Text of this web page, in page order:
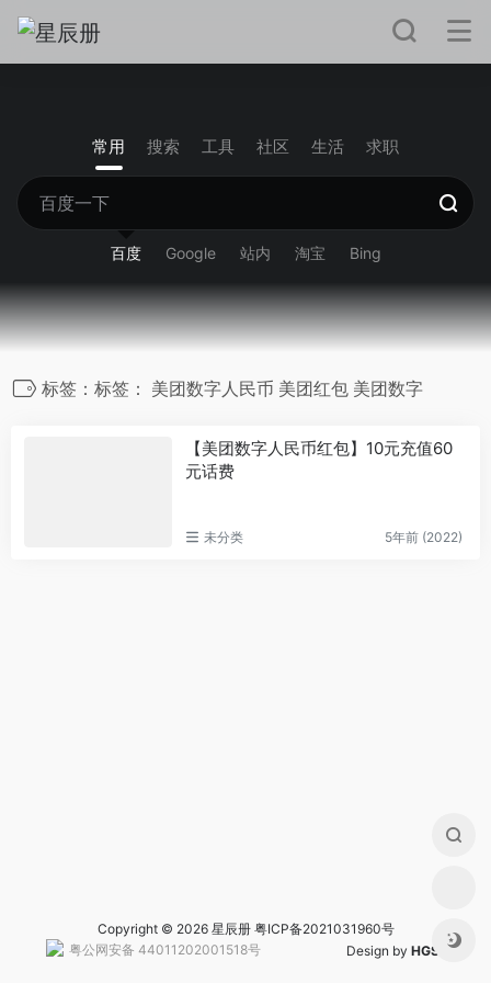
常用 搜索 工具 社区 生活 求职
百度 Google 站内 淘宝 Bing
标签：标签： 美团数字人民币 美团红包 美团数字
【美团数字人民币红包】10元充值60
元话费
未分类 5年前 (2022)
Copyright © 2026 星辰册 粤ICP备2021031960号
粤公网安备 44011202001518号Design by HGS